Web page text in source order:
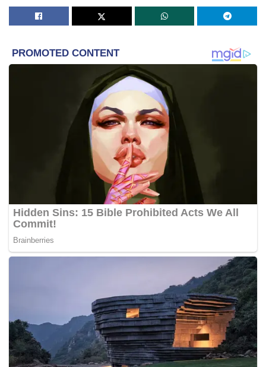
Perkhidmatan itu dilancarkan secara rasmi selepas
operator baharu tersebut berjaya menjalankan ujian
Pembangunan Pengangkutan Singapura yang melibatkan
“Saranan perniagaan HDT, struktur syarikat, rekod prestasi
lalu dan keupayaan kewangan sudah menunjukkan daya
maju perniagaan dan kebolehannya untuk beroperasi
sebagai khidmat teksi yang lengkap,” menurut kenyataan
Agensi berita tempatanMediaCorpmelaporkan bahawa
HDT dikehendaki mengendalikan paling minimum 800
buah teksi elektrik dalam tempoh empat tahun selepas
menerima lesennya, ataupun menjelang 31 Julai 2022.
Syarikat ditubuhkan pada tahun 2013 itu juga harus
memastikan ia mempunyai stesen cas yang cukup di
merata Singapura. Ia juga harus mematuhi tahap piawaian
Ketersediaan Teksi dan Khidmat Bermutu, menurut LTA.
Setakat ini HDT sudah mempunyai 100 buah teksi elektrik
manakala dianggarkan terdapat 30 buah stesen cas yang
mampu memuatkan 120 buah kenderaan tersebut